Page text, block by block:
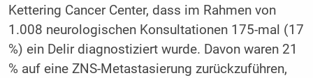
Kettering Cancer Center, dass im Rahmen von
1.008 neurologischen Konsultationen 175-mal (17
%) ein Delir diagnostiziert wurde. Davon waren 21
% auf eine ZNS-Metastasierung zurückzuführen,